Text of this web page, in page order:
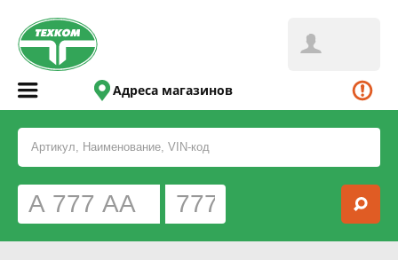
Адреса магазинов